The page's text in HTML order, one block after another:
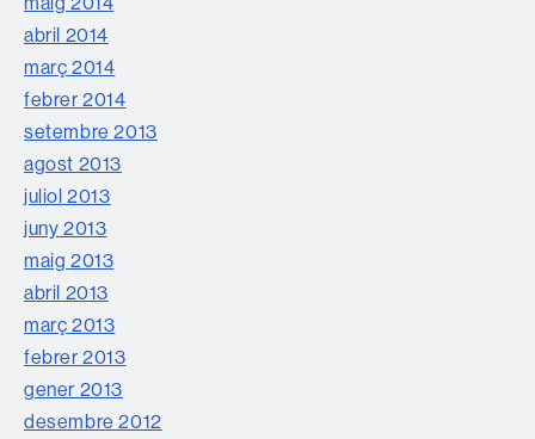
abril 2014
març 2014
febrer 2014
setembre 2013
agost 2013
juliol 2013
juny 2013
maig 2013
abril 2013
març 2013
febrer 2013
gener 2013
desembre 2012